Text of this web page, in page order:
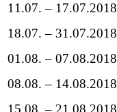
11.07. – 17.07.2018
18.07. – 31.07.2018
01.08. – 07.08.2018
08.08. – 14.08.2018
15.08. – 21.08.2018